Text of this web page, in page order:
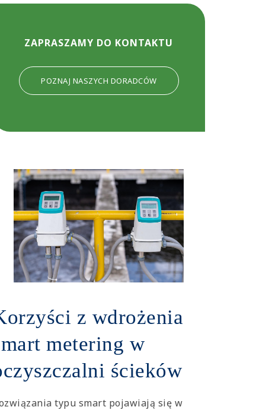
ZAPRASZAMY DO KONTAKTU
POZNAJ NASZYCH DORADCÓW
z wdrożenia
metering w
ścieków
typu smart pojawiają się w